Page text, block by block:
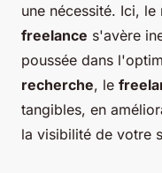
une nécessité. Ici,
freelance s'avère
poussée dans
recherche, le
tangibles, en
la visibilité de votre